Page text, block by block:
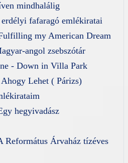
mindhalálig
fafaragó emlékiratai
my American Dream
angol zsebszótár
- Down in Villa Park
Lehet ( Párizs)
hegyivadász
Református Árvaház tízéves